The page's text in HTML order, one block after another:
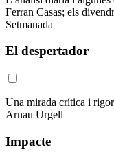
Ferran Casas; els
Setmanada
El despertador
Una mirada crítica i
Arnau Urgell
Impacte